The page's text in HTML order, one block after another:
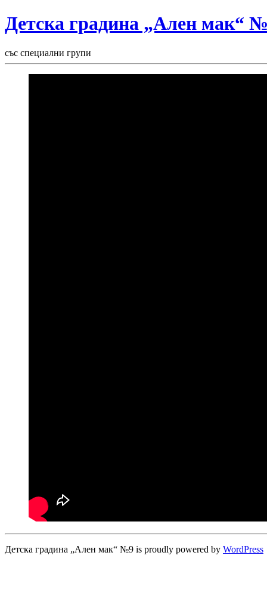
Детска градина „Ален мак“
със специални групи
Детска градина „Ален мак“ №9 is proudly powered by WordPress